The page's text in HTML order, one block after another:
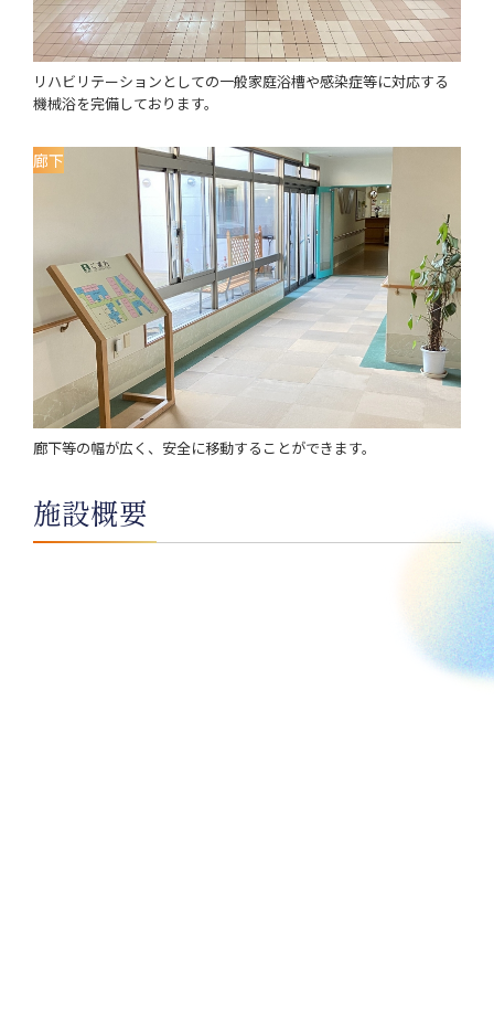
リハビリテーションとしての一般家庭浴槽や感染症等に対応する
機械浴を完備しております。
廊下
廊下等の幅が広く、安全に移動することができます。
施設概要